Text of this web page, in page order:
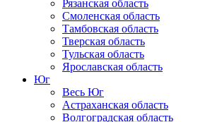
Рязанская область
Смоленская область
Тамбовская область
Тверская область
Тульская область
Ярославская область
Юг
Весь Юг
Астраханская область
Волгоградская область